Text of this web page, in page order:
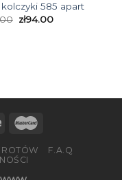
kolczyki 585 apart
zł94.00
F.A.Q